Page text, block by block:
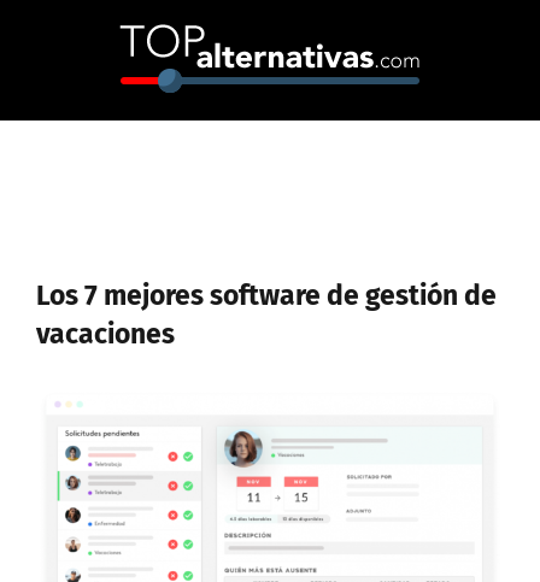
Los 7 mejores software de gestión de
vacaciones
Ver
imagen
más
grande